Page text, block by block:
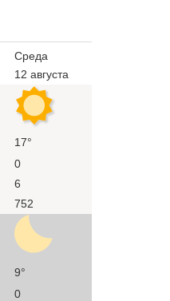
Среда
12 августа
17°
0
6
752
9°
0